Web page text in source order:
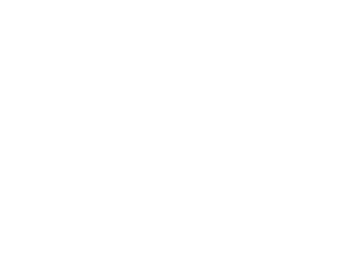
，完整即時空氣品質資料請開啟